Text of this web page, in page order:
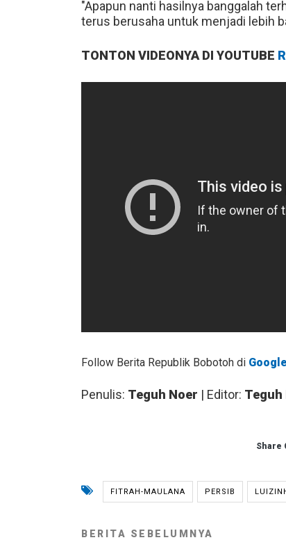
"Apapun nanti hasilnya banggalah
terus berusaha untuk menjadi lebih
TONTON VIDEONYA DI YOUTUBE
Follow Berita Republik Bobotoh di
Penulis: Teguh Noer | Editor:
Share
FITRAH-MAULANA PERSIB
BERITA SEBELUMNYA